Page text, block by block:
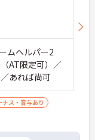
ムヘルパー2
AT限定可）／
あれば尚可
ナス・賞与あり